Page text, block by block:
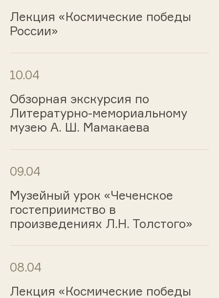
Лекция «Космические победы
России»
10.04
Обзорная экскурсия по
Литературно-мемориальному
музею А. Ш. Мамакаева
09.04
Музейный урок «Чеченское
гостеприимство в
произведениях Л.Н. Толстого»
08.04
Лекция «Космические победы